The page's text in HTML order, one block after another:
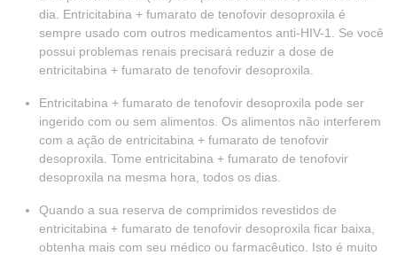
dia. Entricitabina + fumarato de tenofovir desoproxila é
sempre usado com outros medicamentos anti-HIV-1. Se você
possui problemas renais precisará reduzir a dose de
entricitabina + fumarato de tenofovir desoproxila.
Entricitabina + fumarato de tenofovir desoproxila pode ser
ingerido com ou sem alimentos. Os alimentos não interferem
com a ação de entricitabina + fumarato de tenofovir
desoproxila. Tome entricitabina + fumarato de tenofovir
desoproxila na mesma hora, todos os dias.
Quando a sua reserva de comprimidos revestidos de
entricitabina + fumarato de tenofovir desoproxila ficar baixa,
obtenha mais com seu médico ou farmacêutico. Isto é muito